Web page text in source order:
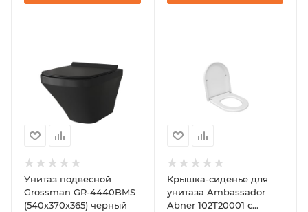
Унитаз подвесной
Grossman GR-4440BMS
(540х370х365) черный
Крышка-сиденье для
унитаза Ambassador
Abner 102T20001 с